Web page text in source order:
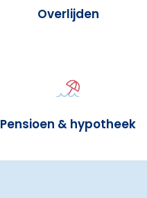
Overlijden
Pensioen & hypotheek